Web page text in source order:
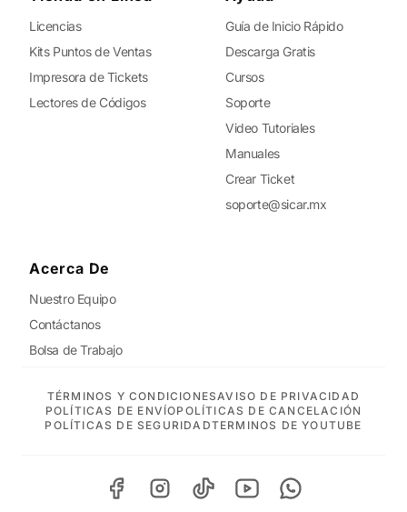
Licencias
Kits Puntos de Ventas
Impresora de Tickets
Lectores de Códigos
Guía de Inicio Rápido
Descarga Gratis
Cursos
Soporte
Video Tutoriales
Manuales
Crear Ticket
soporte@sicar.mx
Acerca De
Nuestro Equipo
Contáctanos
Bolsa de Trabajo
TÉRMINOS Y CONDICIONESAVISO DE PRIVACIDAD
POLÍTICAS DE ENVÍOPOLÍTICAS DE CANCELACIÓN
POLÍTICAS DE SEGURIDADTERMINOS DE YOUTUBE